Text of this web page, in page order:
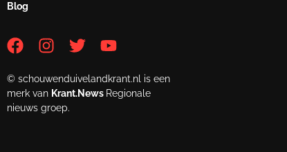
Blog
© schouwenduivelandkrant.nl is een
merk van Krant.News Regionale
nieuws groep.